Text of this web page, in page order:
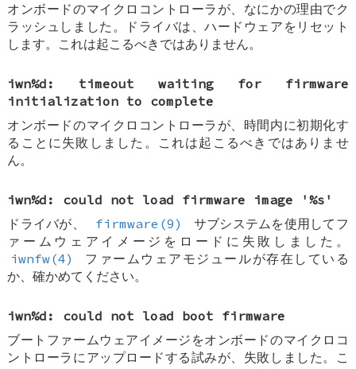
オンボードのマイクロコントローラが、なにかの理由でク
ラッシュしました。ドライバは、ハードウェアをリセット
します。これは起こるべきではありません。
iwn%d: timeout waiting for firmware
initialization to complete
オンボードのマイクロコントローラが、時間内に初期化す
ることに失敗しました。これは起こるべきではありませ
ん。
iwn%d: could not load firmware image '%s'
ドライバが、
firmware(9)
サブシステムを使用してフ
ァームウェアイメージをロードに失敗しました。
iwnfw(4)
ファームウェアモジュールが存在している
か、確かめてください。
iwn%d: could not load boot firmware
ブートファームウェアイメージをオンボードのマイクロコ
ントローラにアップロードする試みが、失敗しました。こ